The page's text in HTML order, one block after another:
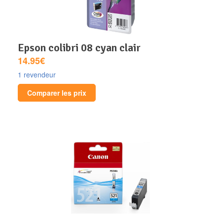
epson colibri 08 cyan clair
14.95€
1 revendeur
Comparer les prix